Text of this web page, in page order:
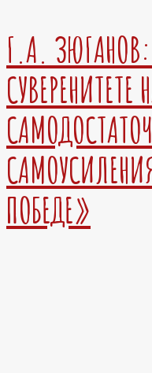
Г.А.
СУВЕРЕНИТЕТЕ
ПОБЕДЕ»